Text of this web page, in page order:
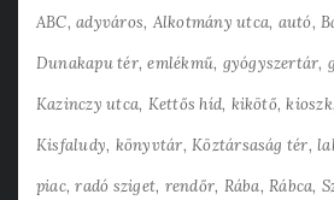
ABC adyváros Alkotmány utca autó
Dunakapu tér emlékmű gyógyszertár
Kazinczy utca Kettős híd kikötő kioszk
Kisfaludy könyvtár Köztársaság tér
piac radó sziget rendőr Rába Rábca